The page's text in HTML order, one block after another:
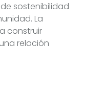
sostenibilidad
La
construir
relación